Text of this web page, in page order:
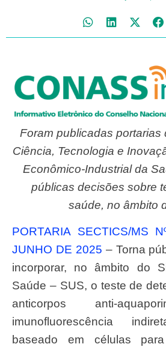
Foram publicadas portarias
Ciência, Tecnologia e
Econômico-Industrial da
públicas decisões sobre
saúde, no âmbito
PORTARIA SECTICS/MS Nº 44, DE 18 DE
JUNHO DE 2025 – Torna
incorporar, no âmbito do
Saúde – SUS, o teste de
anticorpos anti-
imunofluorescência
baseado em células